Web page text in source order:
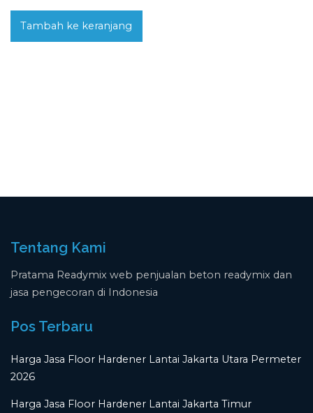
Tambah ke keranjang
Tentang Kami
Pratama Readymix web penjualan beton readymix dan
jasa pengecoran di Indonesia
Pos Terbaru
Harga Jasa Floor Hardener Lantai Jakarta Utara Permeter
2026
Harga Jasa Floor Hardener Lantai Jakarta Timur